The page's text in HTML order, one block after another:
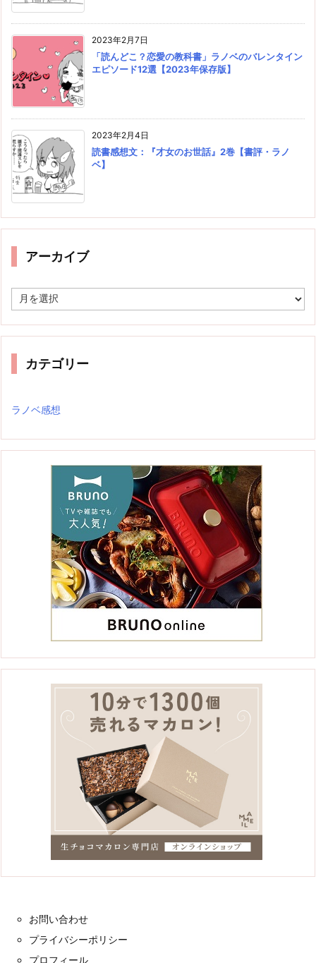
2023年2月7日
「読んどこ？恋愛の教科書」ラノベのバレンタイン
エピソード12選【2023年保存版】
2023年2月4日
読書感想文：『才女のお世話』2巻【書評・ラノ
ベ】
アーカイブ
ー
イ
カテゴリー
ラノベ感想
お問い合わせ
プライバシーポリシー
プロフィール